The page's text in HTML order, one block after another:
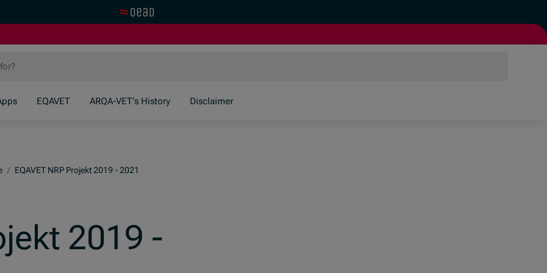
EQAVET ARQA-VET's History Disclaimer
/ EQAVET NRP Projekt 2019 - 2021
2019 -